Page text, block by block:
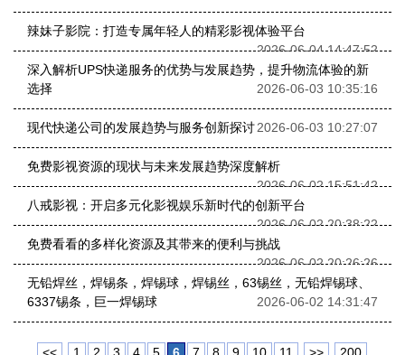
辣妹子影院：打造专属年轻人的精彩影视体验平台
2026-06-04 14:47:52
深入解析UPS快递服务的优势与发展趋势，提升物流体验的新
选择
2026-06-03 10:35:16
现代快递公司的发展趋势与服务创新探讨2026-06-03 10:27:07
免费影视资源的现状与未来发展趋势深度解析
2026-06-02 15:51:42
八戒影视：开启多元化影视娱乐新时代的创新平台
2026-06-02 20:38:22
免费看看的多样化资源及其带来的便利与挑战
2026-06-02 20:26:26
无铅焊丝，焊锡条，焊锡球，焊锡丝，63锡丝，无铅焊锡球、
6337锡条，巨一焊锡球
2026-06-02 14:31:47